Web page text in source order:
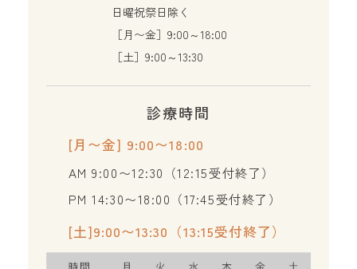
日曜祝祭日除く
［月〜金］9:00～18:00
［土］9:00～13:30
診療時間
[月〜金] 9:00〜18:00
AM 9:00〜12:30（12:15受付終了）
PM 14:30〜18:00（17:45受付終了）
[土]9:00〜13:30（13:15受付終了）